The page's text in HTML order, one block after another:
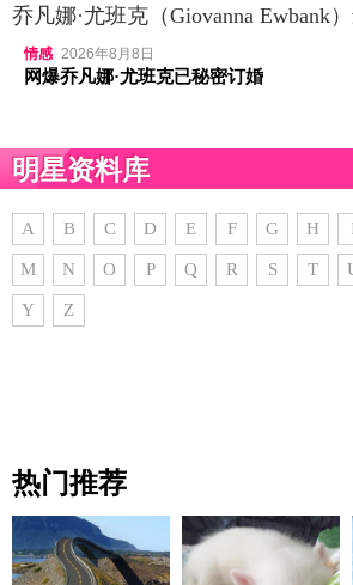
乔凡娜·尤班克（Giovanna Ewbank
情感 2026年8月8日
网爆乔凡娜·尤班克已秘密订婚
明星资料库
A B C D E F G H
M N O P Q R S T
Y Z
热门推荐